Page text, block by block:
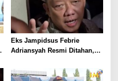
Eks Jampidsus Febrie
Adriansyah Resmi Ditahan,
Usai Diperiksa Berjam-jam